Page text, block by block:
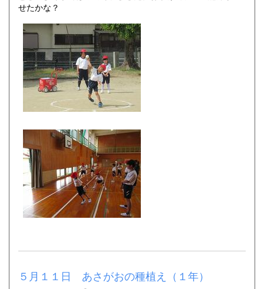
せたかな？
５月１１日 あさがおの種植え（１年）